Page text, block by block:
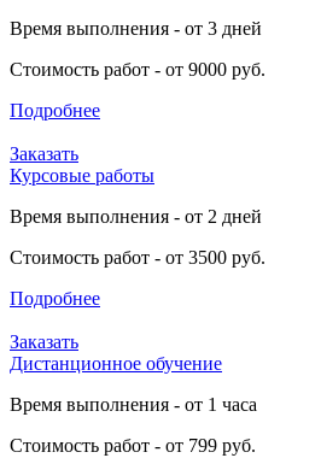
Время выполнения - от 3 дней
Стоимость работ - от 9000 руб.
Подробнее
Заказать
Курсовые работы
Время выполнения - от 2 дней
Стоимость работ - от 3500 руб.
Подробнее
Заказать
Дистанционное обучение
Время выполнения - от 1 часа
Стоимость работ - от 799 руб.